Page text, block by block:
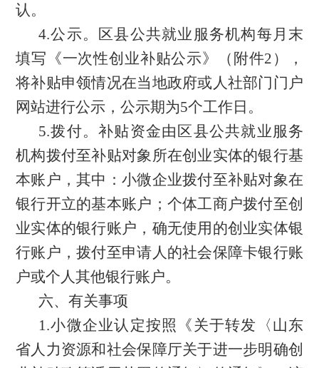
认。
4.公示。区县公共就业服务机构每月末
填写《一次性创业补贴公示》（附件2）
，
将补贴申领情况在当地政府或人社部门门户
网站进行公示，公示期为5个工作日 。
5.拨付。 补贴资金由 区县公共就业服务
机构拨付至补贴对象所在创业实体的银行基
本账户 ，其中：小微企业拨付至补贴对象在
银行开立的基本账户；个体工商户拨付至创
业实体的银行账户，确无使用的创业实体银
行账户，拨付至申请人的社会保障卡银行账
户或个人其他银行账户。
六、有关事项
1.小微企业认定按照《关于转发〈山东
省人力资源和社会保障厅关于进一步明确创